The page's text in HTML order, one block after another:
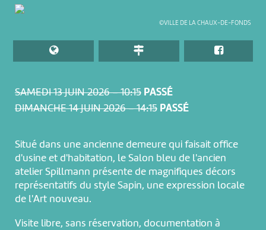
SAMEDI 13 JUIN 2026 – 10:15 PASSÉ
DIMANCHE 14 JUIN 2026 – 14:15 PASSÉ
©VILLE DE LA CHAUX-DE-FONDS
Situé dans une ancienne demeure qui faisait office
d'usine et d'habitation, le Salon bleu de l'ancien
atelier Spillmann présente de magnifiques décors
représentatifs du style Sapin, une expression locale
de l'Art nouveau.
Visite libre, sans réservation, documentation à